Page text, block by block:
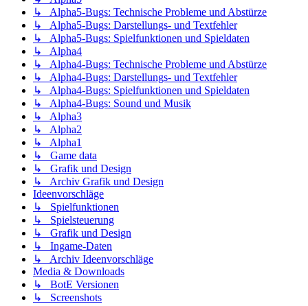
↳ Alpha5-Bugs: Technische Probleme und Abstürze
↳ Alpha5-Bugs: Darstellungs- und Textfehler
↳ Alpha5-Bugs: Spielfunktionen und Spieldaten
↳ Alpha4
↳ Alpha4-Bugs: Technische Probleme und Abstürze
↳ Alpha4-Bugs: Darstellungs- und Textfehler
↳ Alpha4-Bugs: Spielfunktionen und Spieldaten
↳ Alpha4-Bugs: Sound und Musik
↳ Alpha3
↳ Alpha2
↳ Alpha1
↳ Game data
↳ Grafik und Design
↳ Archiv Grafik und Design
Ideenvorschläge
↳ Spielfunktionen
↳ Spielsteuerung
↳ Grafik und Design
↳ Ingame-Daten
↳ Archiv Ideenvorschläge
Media & Downloads
↳ BotE Versionen
↳ Screenshots